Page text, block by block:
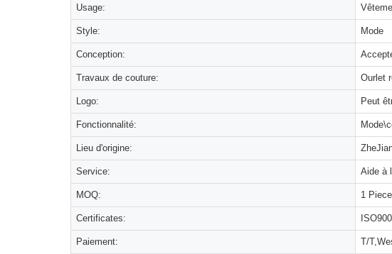
Usage:
Style: Mode
Conception:
Travaux de couture: Ourlet
Logo: Peut
Fonctionnalité:
Lieu d'origine:
Service: Aide à
MOQ: 1 Piece
Certificates:
Paiement: T/